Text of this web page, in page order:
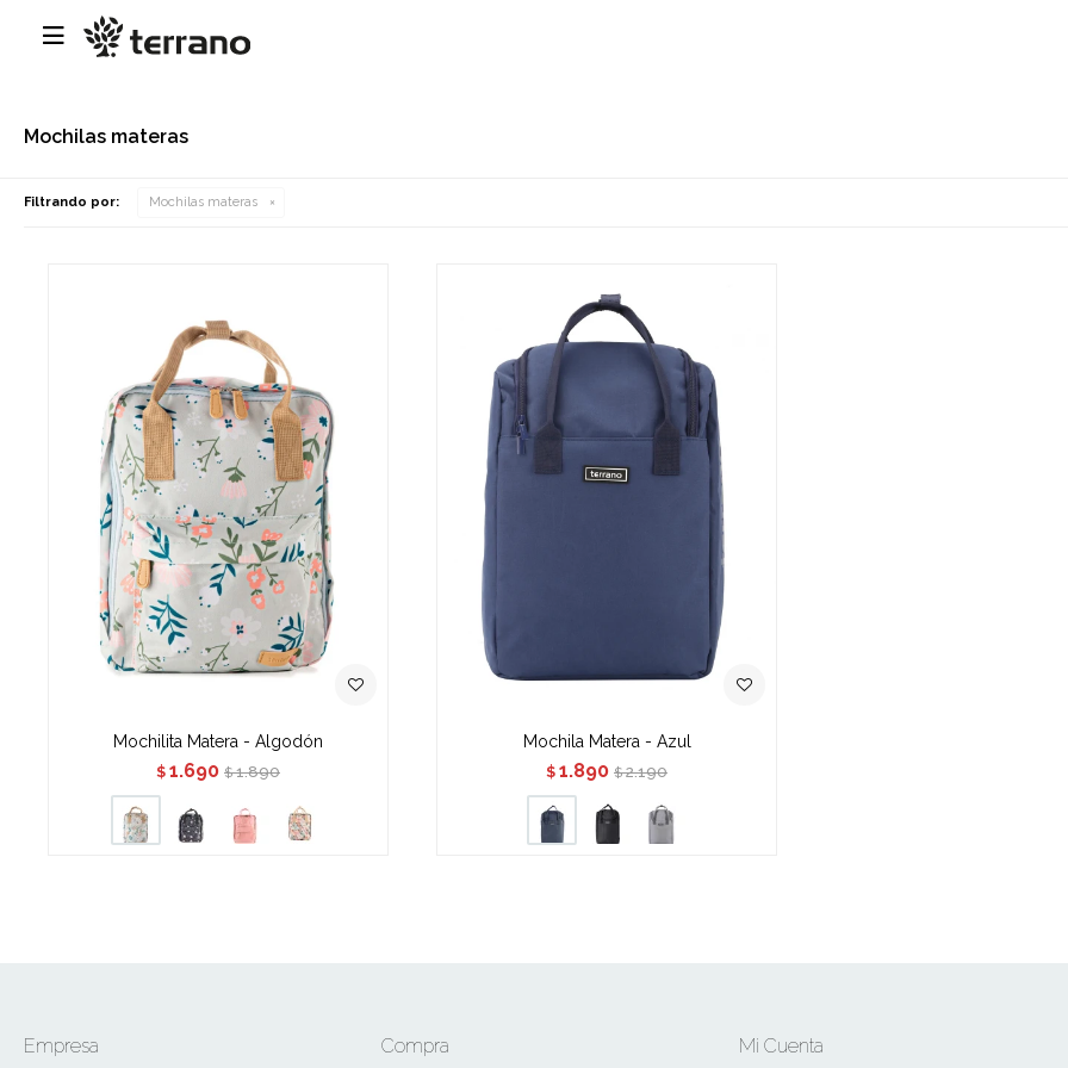

Mochilas materas
Filtrando por: Mochilas materas
Mochilita Matera - Algodón
$ 1.690 $ 1.890
Mochila Matera - Azul
$ 1.890 $ 2.190
Empresa Compra Mi Cuenta